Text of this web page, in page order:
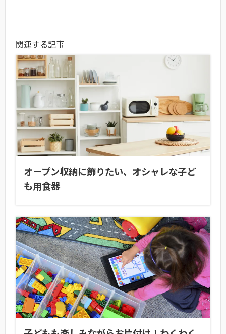
関連する記事
オープン収納に飾りたい、オシャレな子ど
も用食器